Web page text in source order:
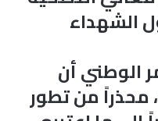
الشهداء
الوطني أن
محذراً من تطور